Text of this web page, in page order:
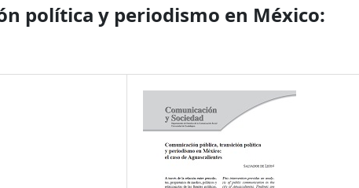
política y periodismo en México: